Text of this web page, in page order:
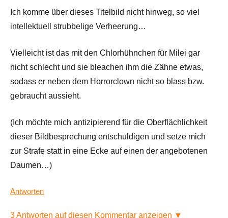
Ich komme über dieses Titelbild nicht hinweg, so viel
intellektuell strubbelige Verheerung…
Vielleicht ist das mit den Chlorhühnchen für Milei gar
nicht schlecht und sie bleachen ihm die Zähne etwas,
sodass er neben dem Horrorclown nicht so blass bzw.
gebraucht aussieht.
(Ich möchte mich antizipierend für die Oberflächlichkeit
dieser Bildbesprechung entschuldigen und setze mich
zur Strafe statt in eine Ecke auf einen der angebotenen
Daumen…)
Antworten
3 Antworten auf diesen Kommentar anzeigen ▼